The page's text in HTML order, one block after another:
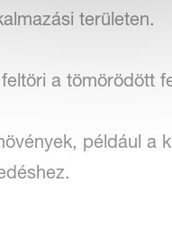
területen.
a tömörödött
például a